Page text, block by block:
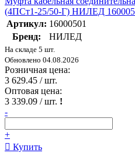
(4ПСт1-25/50-Г) НИЛЕД
Артикул: 16000501
Бренд:
НИЛЕД
На складе 5 шт.
Обновлено 04.08.2026
Розничная цена:
3 629.45 / шт.
Оптовая цена:
3 339.09 / шт. !
-
+
Купить